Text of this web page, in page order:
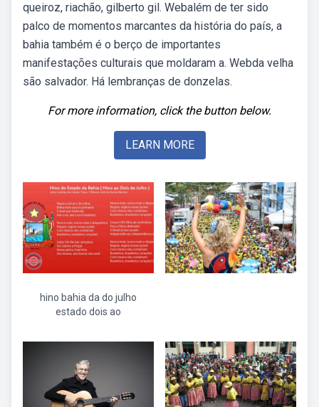
queiroz, riachão, gilberto gil. Webalém de ter sido
palco de momentos marcantes da história do país, a
bahia também é o berço de importantes
manifestações culturais que moldaram a. Webda velha
são salvador. Há lembranças de donzelas.
For more information, click the button below.
LEARN MORE
hino bahia da do julho
estado dois ao